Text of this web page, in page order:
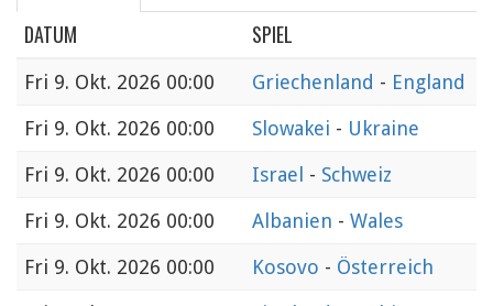
DATUM SPIEL
Fri 9. Okt. 2026 00:00 Griechenland - England
Fri 9. Okt. 2026 00:00 Slowakei - Ukraine
Fri 9. Okt. 2026 00:00 Israel - Schweiz
Fri 9. Okt. 2026 00:00 Albanien - Wales
Fri 9. Okt. 2026 00:00 Kosovo - Österreich